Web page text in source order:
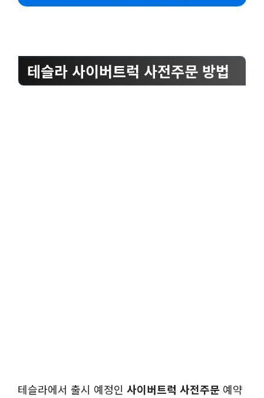
테슬라 사이버트럭 사전주문 방법
테슬라에서 출시 예정인 사이버트럭 사전주문 예약